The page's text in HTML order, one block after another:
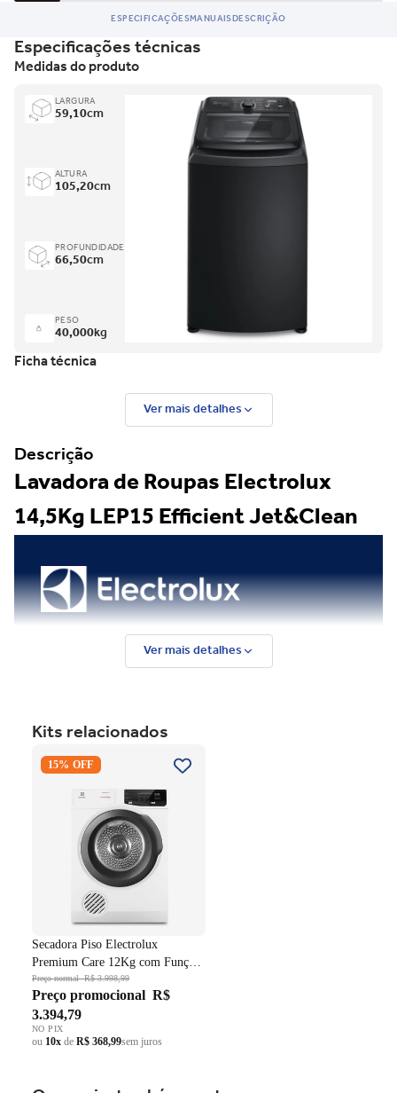
ESPECIFICAÇÕESMANUAISDESCRIÇÃO
Especificações técnicas
Medidas do produto
LARGURA
59,10cm
ALTURA
105,20cm
PROFUNDIDADE
66,50cm
PESO
40,000kg
Ficha técnica
Ver mais detalhes
Descrição
Lavadora de Roupas Electrolux
14,5Kg LEP15 Efficient Jet&Clean
Ver mais detalhes
Kits relacionados
Premium Care 12Kg com
Branco 220V
15% OFF
Secadora Piso Electrolux
Premium Care 12Kg com Função
AutoSense SFP12 Branco 220V
Preço normalR$ 3.998,99
Preço promocional R$
3.394,79
NO PIX
ou 10x de R$ 368,99sem juros